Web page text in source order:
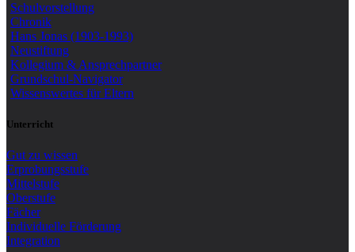
Schulvorstellung
Chronik
Hans Jonas (1903-1993)
Neustiftung
Kollegium & Ansprechpartner
Grundschul-Navigator
Wissenswertes für Eltern
Unterricht
Gut zu wissen
Erprobungsstufe
Mittelstufe
Oberstufe
Fächer
Individuelle Förderung
Integration